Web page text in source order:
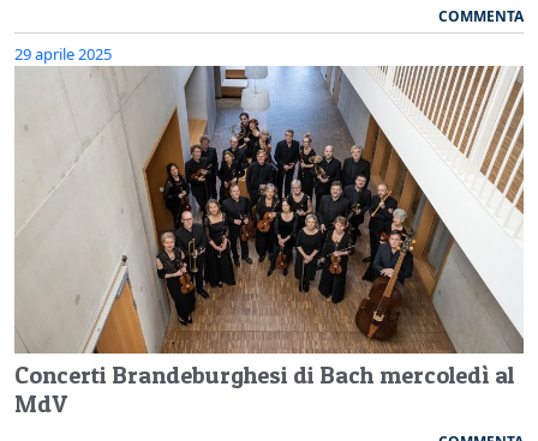
COMMENTA
29 aprile 2025
Concerti Brandeburghesi di Bach mercoledì al
MdV